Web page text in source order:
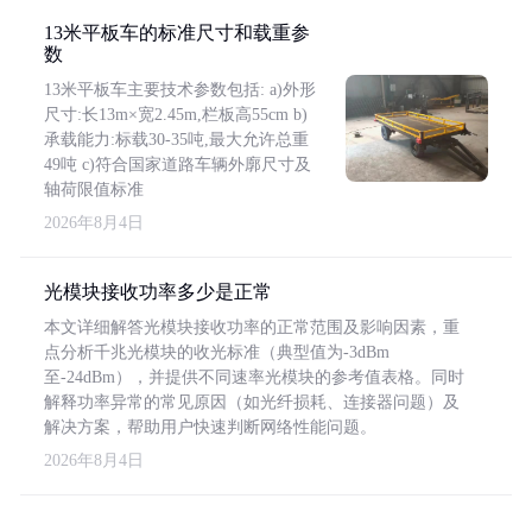
13米平板车的标准尺寸和载重参
数
13米平板车主要技术参数包括: a)外形
尺寸:长13m×宽2.45m,栏板高55cm b)
承载能力:标载30-35吨,最大允许总重
49吨 c)符合国家道路车辆外廓尺寸及
轴荷限值标准
2026年8月4日
光模块接收功率多少是正常
本文详细解答光模块接收功率的正常范围及影响因素，重
点分析千兆光模块的收光标准（典型值为-3dBm
至-24dBm），并提供不同速率光模块的参考值表格。同时
解释功率异常的常见原因（如光纤损耗、连接器问题）及
解决方案，帮助用户快速判断网络性能问题。
2026年8月4日